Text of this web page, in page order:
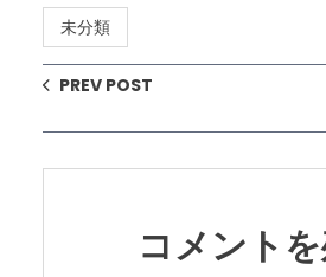
未分類
PREV POST
コメント